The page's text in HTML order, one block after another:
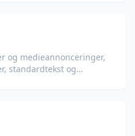
og medieannonceringer,
standardtekst og